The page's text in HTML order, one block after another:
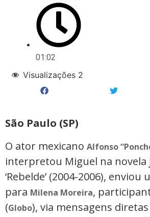
01:02
Visualizações 2
São Paulo (SP)
O ator mexicano Alfonso
interpretou Miguel na novela
‘Rebelde’ (2004-2006),
para Milena Moreira,
(Globo), via mensagens